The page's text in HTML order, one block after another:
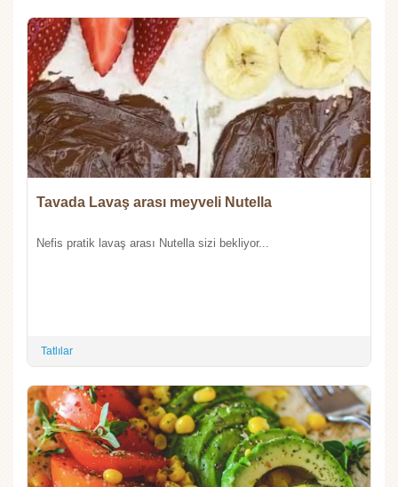
Tavada Lavaş arası meyveli Nutella
Nefis pratik lavaş arası Nutella sizi bekliyor...
Tatlılar